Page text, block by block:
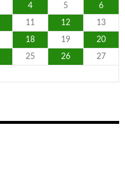
4 5 6
11 12 13
18 19 20
25 26 27